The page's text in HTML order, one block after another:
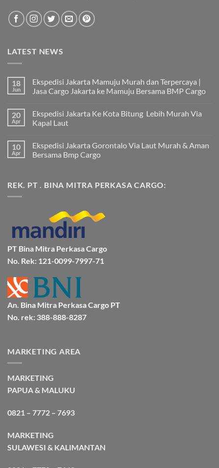
LATEST NEWS
18
Jun
Ekspedisi Jakarta Mamuju Murah dan Terpercaya |
Jasa Cargo Jakarta ke Mamuju Bersama BMP Cargo
komentar
pada
Ekspedisi
Murah
dan
Terpercaya
Jakarta
ke
20
Apr
Ekspedisi Jakarta Ke Kota Bitung Lebih Murah Via
Kapal Laut
komentar
pada
Ekspedisi
Bitung
Lebih
10
Apr
Ekspedisi Jakarta Gorontalo Via Laut Murah & Aman
Bersama Bmp Cargo
pada
Ekspedisi
&
Aman
Bersama
Bmp
Cargo
REK. PT . BINA MITRA PERKASA CARGO:
PT Bina Mitra Perkasa Cargo
No. Rek: 121-0099-7997-71
An. Bina Mitra Perkasa Cargo PT
No. rek: 388-888-8287
MARKETING AREA
MARKETING
PAPUA & MALUKU
0821 – 7772 – 7693
MARKETING
SULAWESI & KALIMANTAN